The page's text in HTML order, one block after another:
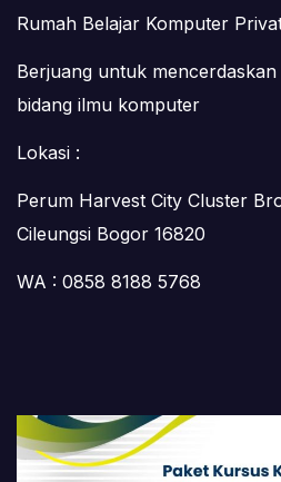
Rumah Belajar Komputer
Berjuang untuk
bidang ilmu komputer
Lokasi :
Perum Harvest City Cluster
Cileungsi Bogor 16820
WA : 0858 8188 5768